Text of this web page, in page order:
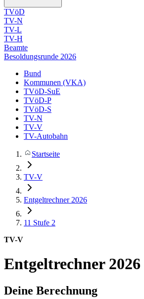
TVöD
TV-N
TV-L
TV-H
Beamte
Besoldungsrunde 2026
Bund
Kommunen (VKA)
TVöD-SuE
TVöD-P
TVöD-S
TV-N
TV-V
TV-Autobahn
Startseite
TV-V
Entgeltrechner 2026
11 Stufe 2
TV-V
Entgeltrechner 2026
Deine Berechnung